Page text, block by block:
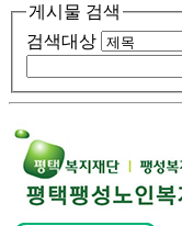
게시물 검색
검색대상